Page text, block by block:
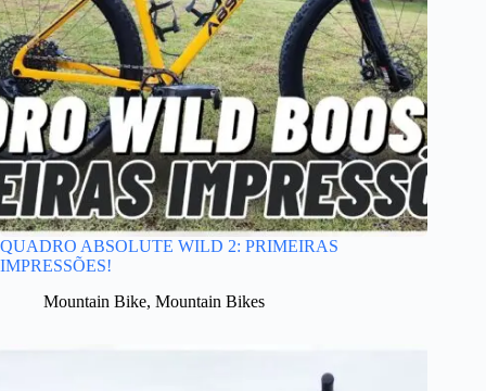
QUADRO ABSOLUTE WILD 2: PRIMEIRAS
IMPRESSÕES!
Mountain Bike, Mountain Bikes